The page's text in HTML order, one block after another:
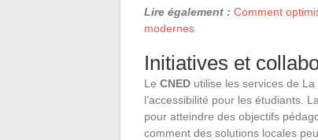
Lire également : Comment
modernes
Initiatives et
Le CNED utilise les services de
l’accessibilité pour les étudiants.
pour atteindre des objectifs
comment des solutions locales